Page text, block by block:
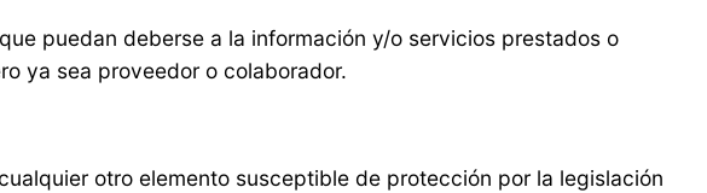
puedan deberse a la información y/o servicios prestados o
ya sea proveedor o colaborador.
otro elemento susceptible de protección por la legislación